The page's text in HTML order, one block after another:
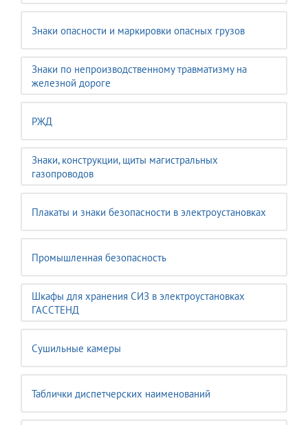
Знаки опасности и маркировки опасных грузов
Знаки по непроизводственному травматизму на
железной дороге
РЖД
Знаки, конструкции, щиты магистральных
газопроводов
Плакаты и знаки безопасности в электроустановках
Промышленная безопасность
Шкафы для хранения СИЗ в электроустановках
ГАССТЕНД
Сушильные камеры
Таблички диспетчерских наименований